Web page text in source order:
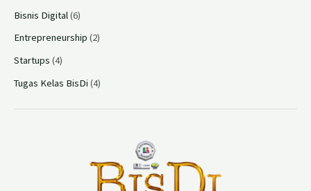
Bisnis Digital(6)
Entrepreneurship (2)
Startups (4)
Tugas Kelas BisDi (4)